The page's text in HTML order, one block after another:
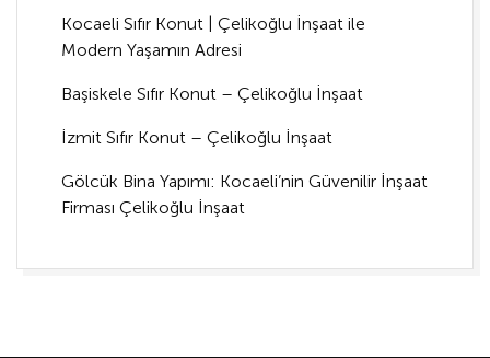
Kocaeli Sıfır Konut | Çelikoğlu İnşaat ile
Modern Yaşamın Adresi
Başiskele Sıfır Konut – Çelikoğlu İnşaat
İzmit Sıfır Konut – Çelikoğlu İnşaat
Gölcük Bina Yapımı: Kocaeli’nin Güvenilir İnşaat
Firması Çelikoğlu İnşaat